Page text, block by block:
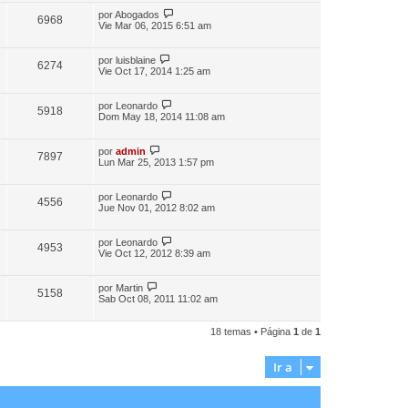
6968 porAbogados
Vie Mar 06, 2015 6:51 am
6274 por luisblaine
Vie Oct 17, 2014 1:25 am
5918 por Leonardo
Dom May 18, 2014 11:08 am
7897 por admin
Lun Mar 25, 2013 1:57 pm
4556 por Leonardo
Jue Nov 01, 2012 8:02 am
4953 por Leonardo
Vie Oct 12, 2012 8:39 am
5158 por Martin
Sab Oct 08, 2011 11:02 am
18 temas • Página 1 de 1
Ir a